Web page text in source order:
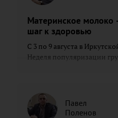
Материнское
шаг к здоровью
С 3 по 9 августа в
Неделя популяризации
Павел
Поленов